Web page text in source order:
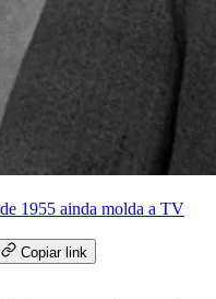
1955 ainda molda a TV
Copiar link